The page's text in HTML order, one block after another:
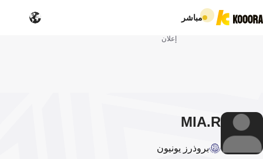
مباشر
إعلان
R.
MIA
بروذرز يونيون